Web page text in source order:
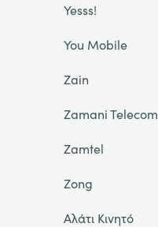
Yesss!
You Mobile
Zain
Zamani Telecom
Zamtel
Zong
Αλάτι Κινητό